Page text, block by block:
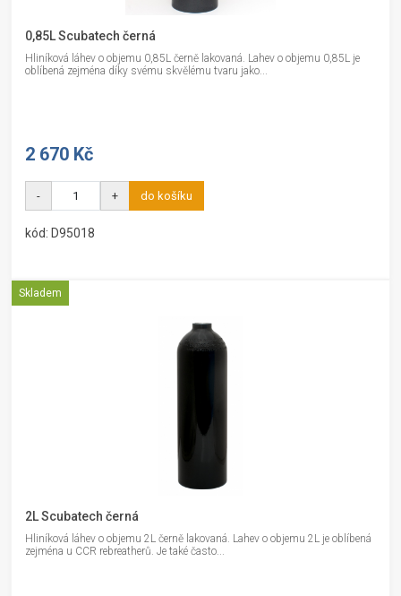
0,85L Scubatech černá
Hliníková láhev o objemu 0,85L černě lakovaná. Lahev o objemu 0,85L je
oblíbená zejména díky svému skvělému tvaru jako...
2 670 Kč
- + do košíku
kód: D95018
Skladem
2L Scubatech černá
Hliníková láhev o objemu 2L černě lakovaná. Lahev o objemu 2L je oblíbená
zejména u CCR rebreatherů. Je také často...